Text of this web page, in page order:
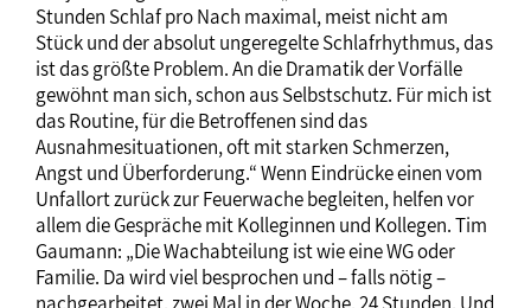
Stunden Schlaf pro Nach maximal, meist nicht am
Stück und der absolut ungeregelte Schlafrhythmus, das
ist das größte Problem. An die Dramatik der Vorfälle
gewöhnt man sich, schon aus Selbstschutz. Für mich ist
das Routine, für die Betroffenen sind das
Ausnahmesituationen, oft mit starken Schmerzen,
Angst und Überforderung.“ Wenn Eindrücke einen vom
Unfallort zurück zur Feuerwache begleiten, helfen vor
allem die Gespräche mit Kolleginnen und Kollegen. Tim
Gaumann: „Die Wachabteilung ist wie eine WG oder
Familie. Da wird viel besprochen und – falls nötig –